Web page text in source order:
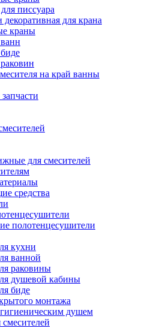
писсуара
для крана
краны
на край ванны
для смесителей
средства
полотенцесушители
кухни
ванной
раковины
душевой кабины
биде
монтажа
душем